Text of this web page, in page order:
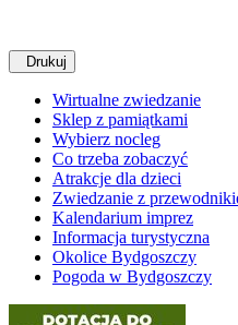
Drukuj
Wirtualne zwiedzanie
Sklep z pamiątkami
Wybierz nocleg
Co trzeba zobaczyć
Atrakcje dla dzieci
Zwiedzanie z
Kalendarium imprez
Informacja turystyczna
Okolice Bydgoszczy
Pogoda w Bydgoszczy